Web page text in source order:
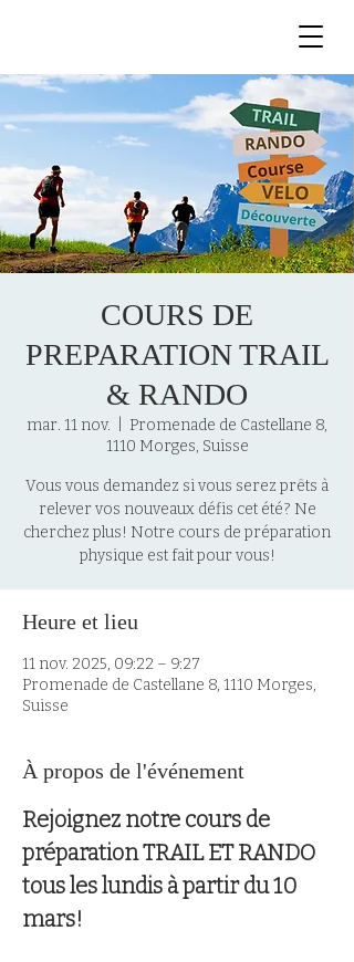
COURS DE
PREPARATION TRAIL
& RANDO
mar. 11 nov.
Promenade de Castellane 8,
1110 Morges, Suisse
Vous vous demandez si vous serez prêts à
relever vos nouveaux défis cet été? Ne
cherchez plus! Notre cours de préparation
physique est fait pour vous!
Heure et lieu
11 nov. 2025, 09:22 – 9:27
Promenade de Castellane 8, 1110 Morges,
Suisse
À propos de l'événement
Rejoignez notre cours de
préparation TRAIL ET RANDO
tous les lundis à partir du 10
mars!